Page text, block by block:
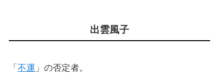
出雲風子
「 不運 」の否定者。